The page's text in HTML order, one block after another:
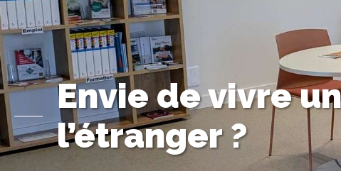
Envie de vivre
l’étranger ?